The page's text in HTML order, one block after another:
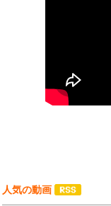
人気の動画